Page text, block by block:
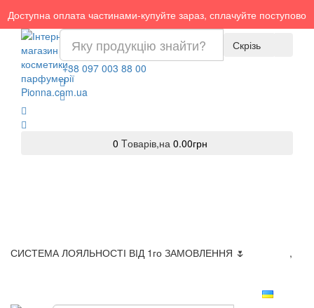
Доступна оплата частинами-купуйте зараз, сплачуйте поступово
Скрізь
+38 097 003 88 00
0 Tоварів,на 0.00грн
СИСТЕМА ЛОЯЛЬНОСТІ ВІД 1го ЗАМОВЛЕННЯ 🌷
,